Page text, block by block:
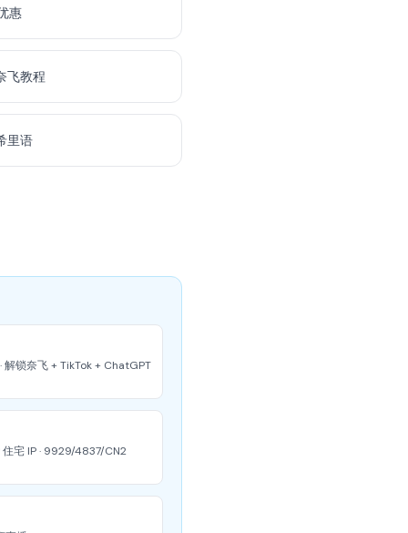
惠
飞教程
里语
解锁奈飞 + TikTok + ChatGPT
宅 IP · 9929/4837/CN2